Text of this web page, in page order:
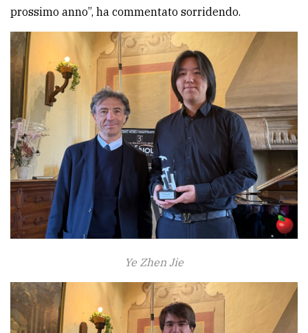
prossimo anno”, ha commentato sorridendo.
Ye Zhen Jie